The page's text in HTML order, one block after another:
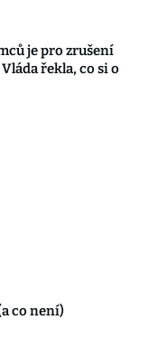
je pro zrušení
řekla, co si o
co není)